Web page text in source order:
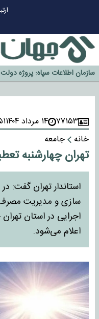
گزینه جدایی اوسمار روی میز
آیا رئیس جمهور آمریکا قانون را
اخراج رسمی چهره نامدار از
سازمان اطلاعات سپاه: پروژه
خورد
۷۷۱۵۳ ۱۴ مرداد ۱۴۰۴
خانه
جامعه
تهران چهارشنبه
استاندار تهران گفت:
سازی و مدیریت مصرف
اعلام می‌شود.